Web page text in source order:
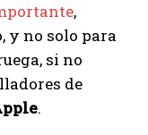
,
y no solo para
si no
de
.